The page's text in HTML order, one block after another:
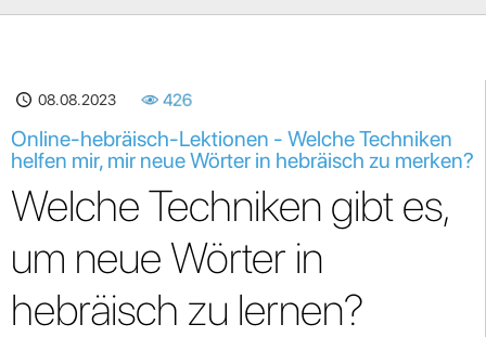
08.08.2023 426
Online-hebräisch-Lektionen - Welche Techniken
helfen mir, mir neue Wörter in hebräisch zu merken?
Welche Techniken gibt es,
um neue Wörter in
hebräisch zu lernen?